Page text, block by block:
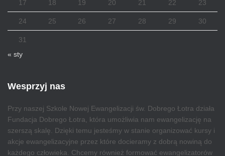
17 18 19 20 21 22 23
24 25 26 27 28 29 30
31
« sty
Wesprzyj nas
Przy naszej Szkole Nowej Ewangelizacji św. Dobrego Łotra działa
Fundacja Dobrego Łotra, która umożliwia nam ewangelizację na
szerszą skalę. Dzięki temu jesteśmy w stanie organizować kursy i
akcje ewangelizacyjne przez które docieramy z dobrą nowiną do
każdego człowieka. Chcemy również formować ewangelizatorów